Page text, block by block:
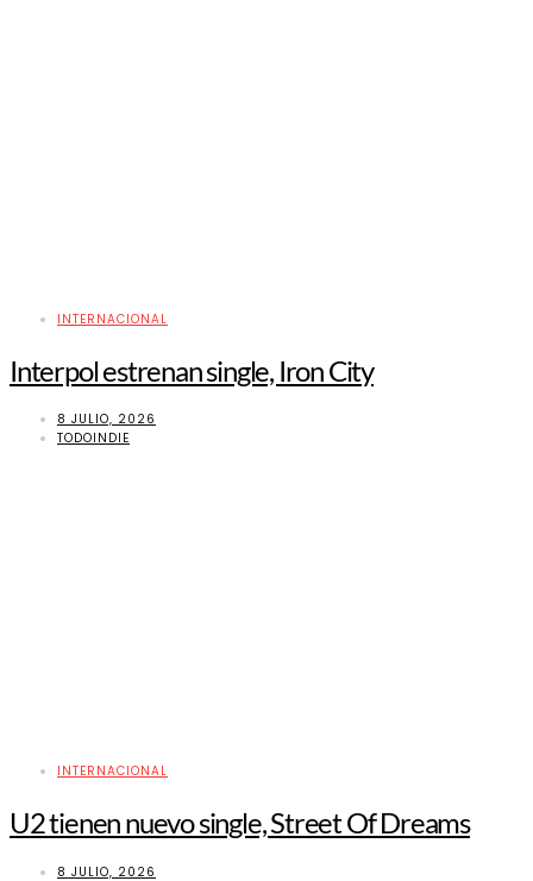
INTERNACIONAL
Interpol estrenan single, Iron City
8 JULIO, 2026
TODOINDIE
INTERNACIONAL
U2 tienen nuevo single, Street Of Dreams
8 JULIO, 2026